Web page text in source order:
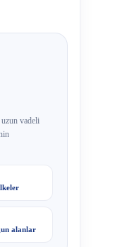
vadeli
alanlar